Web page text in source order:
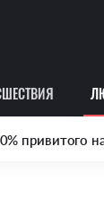
привитого